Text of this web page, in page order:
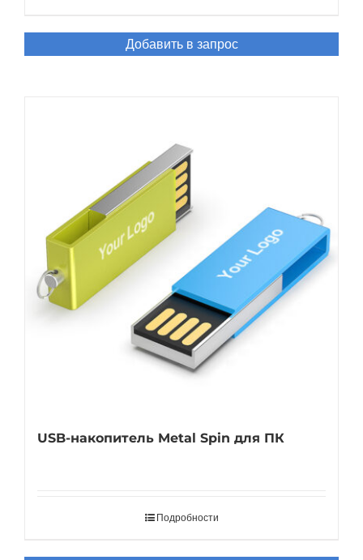
Добавить в запрос
USB-накопитель Metal Spin для ПК
Подробности